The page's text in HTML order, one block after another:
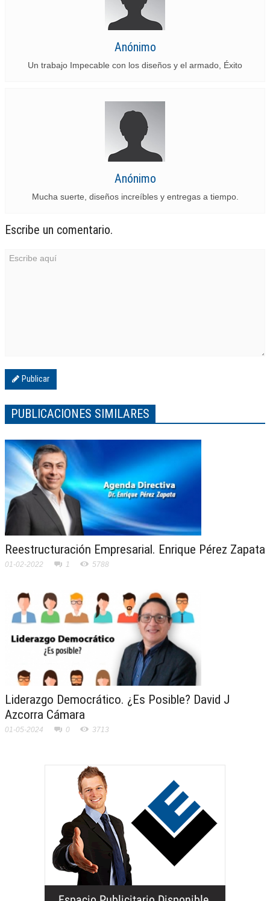
Anónimo
Un trabajo Impecable con los diseños y el armado, Éxito
Anónimo
Mucha suerte, diseños increíbles y entregas a tiempo.
Escribe un comentario.
Publicar
PUBLICACIONES SIMILARES
Reestructuración Empresarial. Enrique Pérez Zapata
01-02-2022 1 5788
Liderazgo Democrático. ¿Es Posible? David J
Azcorra Cámara
01-05-2024 0 3713